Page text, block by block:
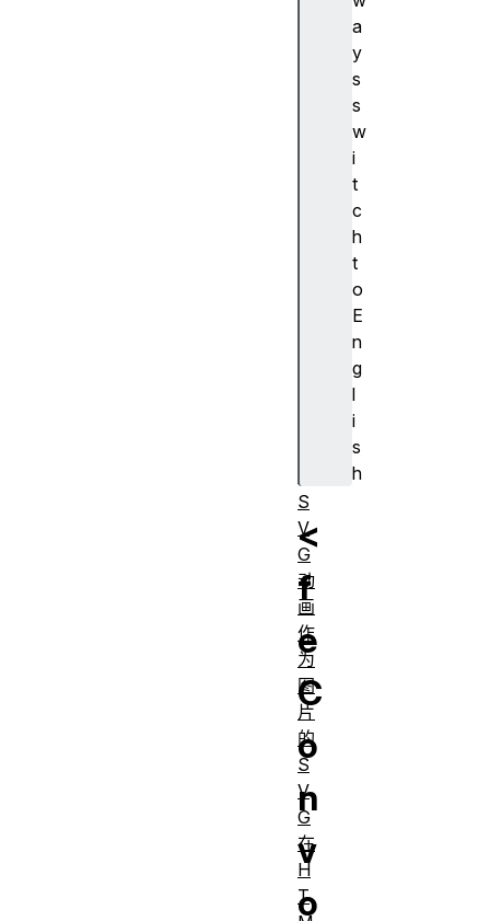
a
y
s
s
w
i
t
c
h
t
o
E
n
g
l
i
s
h
<
f
e
C
o
n
v
o
S
V
G
动
画
作
为
图
片
的
S
V
G
在
H
T